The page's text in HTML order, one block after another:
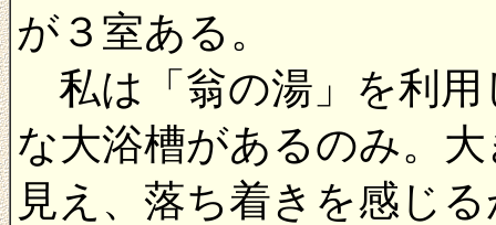
が３室ある。
私は「翁の湯」を利用
な大浴槽があるのみ。
見え、落ち着きを感じ